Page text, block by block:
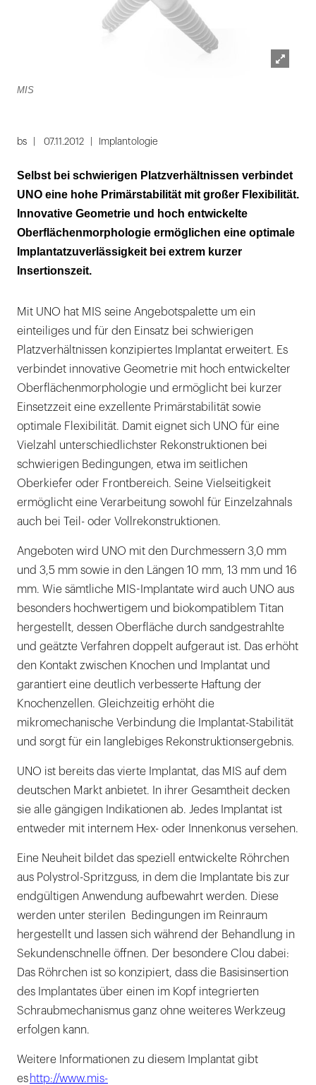
MIS
bs 07.11.2012 Implantologie
Selbst bei schwierigen Platzverhältnissen verbindet
UNO eine hohe Primärstabilität mit großer Flexibilität.
Innovative Geometrie und hoch entwickelte
Oberflächenmorphologie ermöglichen eine optimale
Implantatzuverlässigkeit bei extrem kurzer
Insertionszeit.
Mit UNO hat MIS seine Angebotspalette um ein
einteiliges und für den Einsatz bei schwierigen
Platzverhältnissen konzipiertes Implantat erweitert. Es
verbindet innovative Geometrie mit hoch entwickelter
Oberflächenmorphologie und ermöglicht bei kurzer
Einsetzzeit eine exzellente Primärstabilität sowie
optimale Flexibilität. Damit eignet sich UNO für eine
Vielzahl unterschiedlichster Rekonstruktionen bei
schwierigen Bedingungen, etwa im seitlichen
Oberkiefer oder Frontbereich. Seine Vielseitigkeit
ermöglicht eine Verarbeitung sowohl für Einzelzahnals
auch bei Teil- oder Vollrekonstruktionen.
Angeboten wird UNO mit den Durchmessern 3,0 mm
und 3,5 mm sowie in den Längen 10 mm, 13 mm und 16
mm. Wie sämtliche MIS-Implantate wird auch UNO aus
besonders hochwertigem und biokompatiblem Titan
hergestellt, dessen Oberfläche durch sandgestrahlte
und geätzte Verfahren doppelt aufgeraut ist. Das erhöht
den Kontakt zwischen Knochen und Implantat und
garantiert eine deutlich verbesserte Haftung der
Knochenzellen. Gleichzeitig erhöht die
mikromechanische Verbindung die Implantat-Stabilität
und sorgt für ein langlebiges Rekonstruktionsergebnis.
UNO ist bereits das vierte Implantat, das MIS auf dem
deutschen Markt anbietet. In ihrer Gesamtheit decken
sie alle gängigen Indikationen ab. Jedes Implantat ist
entweder mit internem Hex- oder Innenkonus versehen.
Eine Neuheit bildet das speziell entwickelte Röhrchen
aus Polystrol-Spritzguss, in dem die Implantate bis zur
endgültigen Anwendung aufbewahrt werden. Diese
werden unter sterilen Bedingungen im Reinraum
hergestellt und lassen sich während der Behandlung in
Sekundenschnelle öffnen. Der besondere Clou dabei:
Das Röhrchen ist so konzipiert, dass die Basisinsertion
des Implantates über einen im Kopf integrierten
Schraubmechanismus ganz ohne weiteres Werkzeug
erfolgen kann.
Weitere Informationen zu diesem Implantat gibt
es http://www.mis-